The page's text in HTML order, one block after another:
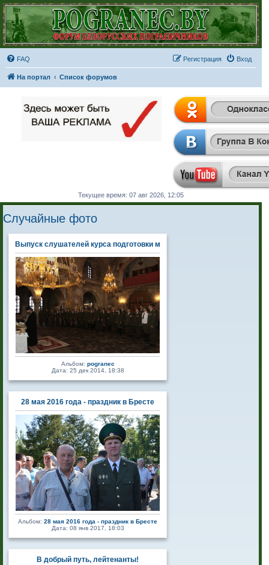
FAQ Вход
Регистрация
На портал Список форумов
Текущее время: 07 авг 2026, 12:05
Случайные фото
Выпуск слушателей курса подготовки младших офицеров
Альбом: pogranec
Дата: 25 дек 2014, 18:38
28 мая 2016 года - праздник в Бресте
Альбом: 28 мая 2016 года - праздник в Бресте
Дата: 08 янв 2017, 18:03
В добрый путь, лейтенанты!